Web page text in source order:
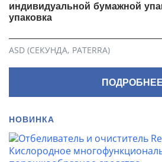
индивидуальной бумажной
упаковка
ASD (СЕКУНДА, PATERRA)
ПОДРОБНЕЕ
НОВИНКА